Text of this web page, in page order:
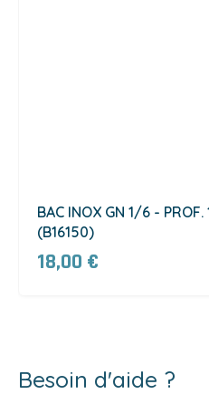
BAC INOX GN 1/6 - PROF.
(B16150)
18,00 €
Besoin d'aide ?